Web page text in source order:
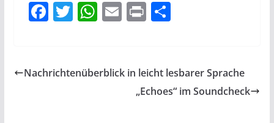
F
b
T
er
W
s
E
l
PrT
n
Nachrichtenüberblick in leicht lesbarer Sprache
„Echoes“ im Soundcheck